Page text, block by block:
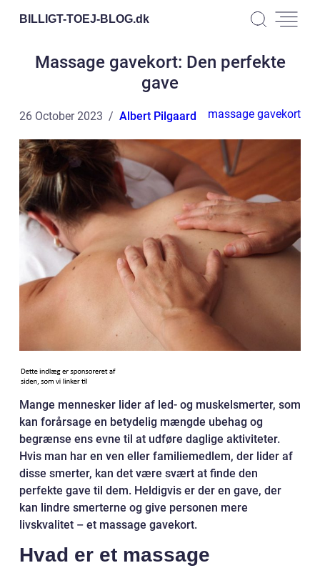
BILLIGT-TOEJ-BLOG.dk
Massage gavekort: Den perfekte
gave
26 October 2023 Albert Pilgaard massage gavekort
Mange mennesker lider af led- og muskelsmerter, som
kan forårsage en betydelig mængde ubehag og
begrænse ens evne til at udføre daglige aktiviteter.
Hvis man har en ven eller familiemedlem, der lider af
disse smerter, kan det være svært at finde den
perfekte gave til dem. Heldigvis er der en gave, der
kan lindre smerterne og give personen mere
livskvalitet – et massage gavekort.
Hvad er et massage